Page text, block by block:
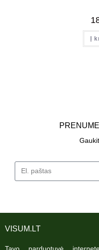
Į
VISUM.LT
Tavo parduotuvė